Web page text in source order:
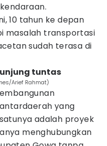
10 tahun ke depan
masalah transportasi
sudah terasa di
tuntas
Arief Rahmat)
yang
adalah proyek
menghubungkan